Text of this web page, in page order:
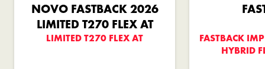
NOVO FASTBACK 2026
LIMITED T270 FLEX AT
LIMITED T270 FLEX AT
FASTBACK
HYBRID